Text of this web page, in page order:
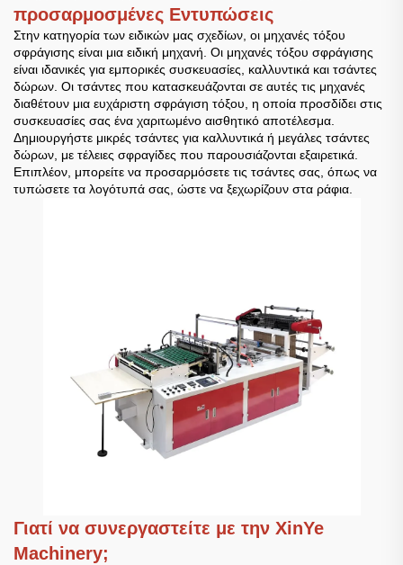
προσαρμοσμένες Εντυπώσεις
Στην κατηγορία των ειδικών μας σχεδίων, οι μηχανές τόξου
σφράγισης είναι μια ειδική μηχανή. Οι μηχανές τόξου σφράγισης
είναι ιδανικές για εμπορικές συσκευασίες, καλλυντικά και τσάντες
δώρων. Οι τσάντες που κατασκευάζονται σε αυτές τις μηχανές
διαθέτουν μια ευχάριστη σφράγιση τόξου, η οποία προσδίδει στις
συσκευασίες σας ένα χαριτωμένο αισθητικό αποτέλεσμα.
Δημιουργήστε μικρές τσάντες για καλλυντικά ή μεγάλες τσάντες
δώρων, με τέλειες σφραγίδες που παρουσιάζονται εξαιρετικά.
Επιπλέον, μπορείτε να προσαρμόσετε τις τσάντες σας, όπως να
τυπώσετε τα λογότυπά σας, ώστε να ξεχωρίζουν στα ράφια.
Γιατί να συνεργαστείτε με την XinYe
Machinery;